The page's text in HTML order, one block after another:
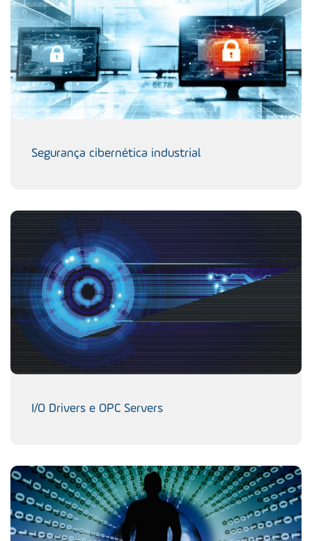
Segurança cibernética industrial
I/O Drivers e OPC Servers